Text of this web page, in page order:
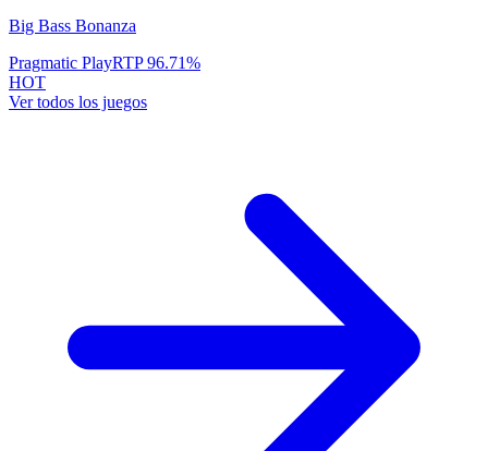
Big Bass Bonanza
Pragmatic PlayRTP96.71%
HOT
Ver todos los juegos